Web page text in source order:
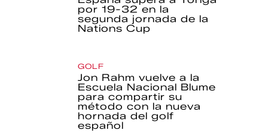
por 19-32 en la
segunda jornada de la
Nations Cup
GOLF
Jon Rahm vuelve a la
Escuela Nacional Blume
para compartir su
método con la nueva
hornada del golf
español